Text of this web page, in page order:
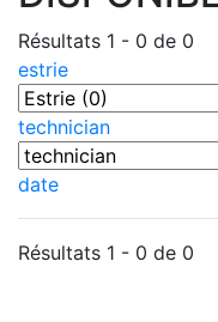
Résultats 1 - 0 de 0
estrie
technician
date
Résultats 1 - 0 de 0